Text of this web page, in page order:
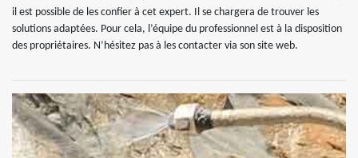
il est possible de les confier à cet expert. Il se chargera de trouver les
solutions adaptées. Pour cela, l’équipe du professionnel est à la disposition
des propriétaires. N’hésitez pas à les contacter via son site web.